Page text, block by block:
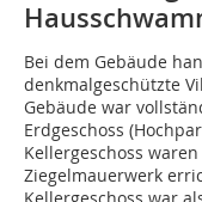
Bei dem Gebäude
denkmalgeschützte
Gebäude war
Erdgeschoss
Kellergeschoss
Ziegelmauerwerk